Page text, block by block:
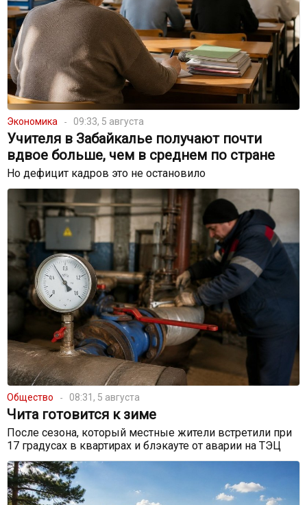
Экономика 09:33, 5 августа
Учителя в Забайкалье получают почти
вдвое больше, чем в среднем по стране
Но дефицит кадров это не остановило
Общество 08:31, 5 августа
Чита готовится к зиме
После сезона, который местные жители встретили при
17 градусах в квартирах и блэкауте от аварии на ТЭЦ